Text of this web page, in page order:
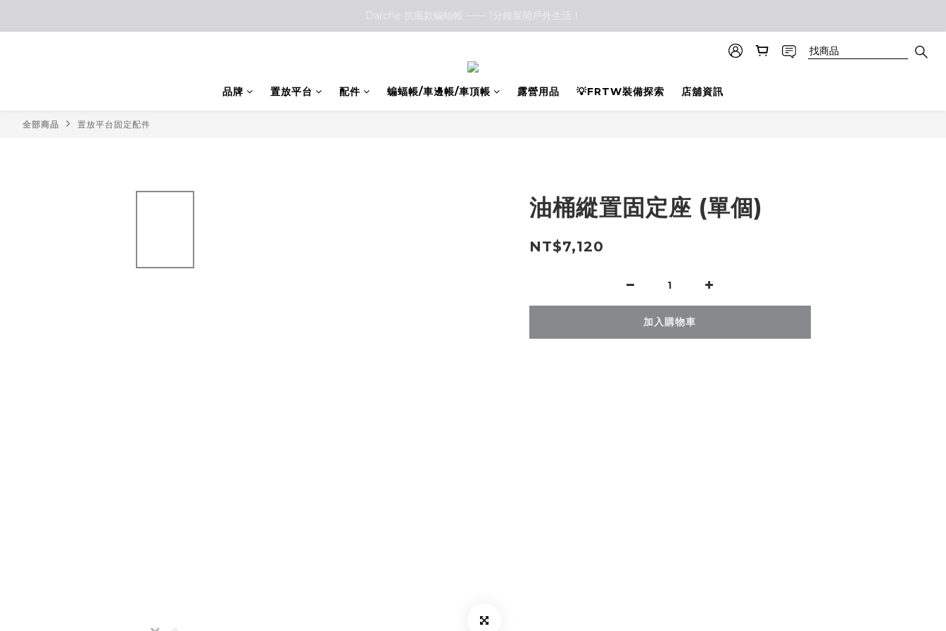
Darche 抗風款蝙蝠帳 —— 1分鐘展開戶外生活！
Darche 抗風款蝙蝠帳 —— 1分鐘展開戶外生活！
品牌
置放平台 配件 蝙蝠帳/車邊帳/車頂帳 露營用品 💡FRTW裝備探索 店舖資訊
全部商品 置放平台固定配件
油桶縱置固定座 (單個)
NT$7,120
加入購物車